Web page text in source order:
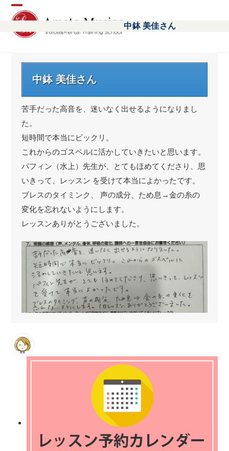
Open
mobile
menu
Close
mobile
menu
中鉢 美佳さん
中鉢 美佳さん
苦手だった高音を、迷いなく出せるようになりまし
た。
短時間で本当にビックリ。
これからのゴスペルに活かしていきたいと思います。
パフィン（水上）先生が、とてもほめてくださり、思
いきって、レッスン を受けて本当によかったです。
ブレスのタイミンク、 声の成分、ため息→金の糸の
変化を忘れないようにします。
レッスンありがとうございました。